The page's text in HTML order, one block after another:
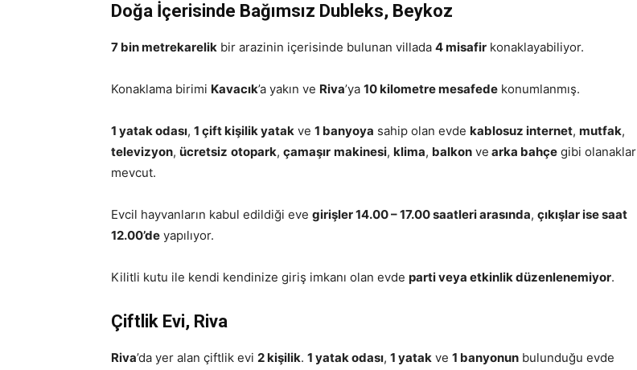
Doğa İçerisinde Bağımsız Dubleks, Beykoz
7 bin metrekarelik bir arazinin içerisinde bulunan villada 4 misafir konaklayabiliyor.
Konaklama birimi Kavacık’a yakın ve Riva’ya 10 kilometre mesafede konumlanmış.
1 yatak odası, 1 çift kişilik yatak ve 1 banyoya sahip olan evde kablosuz internet, mutfak,
televizyon, ücretsiz otopark, çamaşır makinesi, klima, balkon ve arka bahçe gibi olanaklar
mevcut.
Evcil hayvanların kabul edildiği eve girişler 14.00 – 17.00 saatleri arasında, çıkışlar ise saat
12.00’de yapılıyor.
Kilitli kutu ile kendi kendinize giriş imkanı olan evde parti veya etkinlik düzenlenemiyor.
Çiftlik Evi, Riva
Riva’da yer alan çiftlik evi 2 kişilik. 1 yatak odası, 1 yatak ve 1 banyonun bulunduğu evde